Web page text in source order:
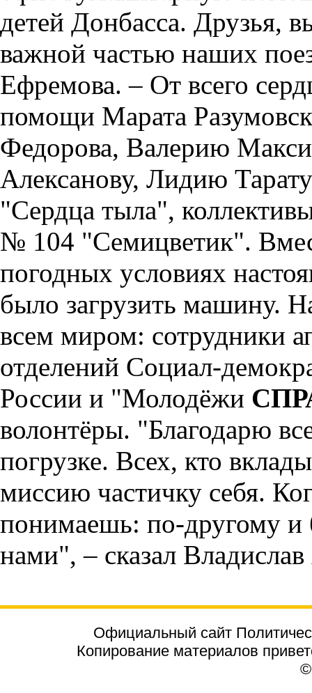
детей Донбасса. Друзья,
важной частью наших
Ефремова. – От всего
помощи Марата
Федорова, Валерию
Алексанову, Лидию
"Сердца тыла",
№ 104 "Семицветик".
погодных условиях
было загрузить машину.
всем миром: сотрудники
отделений Социал-
России и "Молодёжи
волонтёры. "Благодарю
погрузке. Всех, кто
миссию частичку себя.
понимаешь: по-другому и
нами", – сказал
Официальный сайт
Копирование материалов
©